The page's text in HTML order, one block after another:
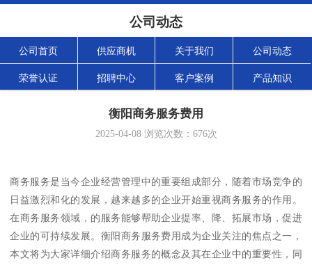
公司动态
公司首页 供应商机 关于我们 公司动态
荣誉认证 招聘中心 客户案例 产品知识
衡阳商务服务费用
2025-04-08浏览次数： 676次
商务服务是当今企业经营管理中的重要组成部分，随着市场竞争的
日益激烈和化的发展，越来越多的企业开始重视商务服务的作用。
在商务服务领域，的服务能够帮助企业提率、降、拓展市场，促进
企业的可持续发展。衡阳商务服务费用成为企业关注的焦点之一，
本文将为大家详细介绍商务服务的概念及其在企业中的重要性，同